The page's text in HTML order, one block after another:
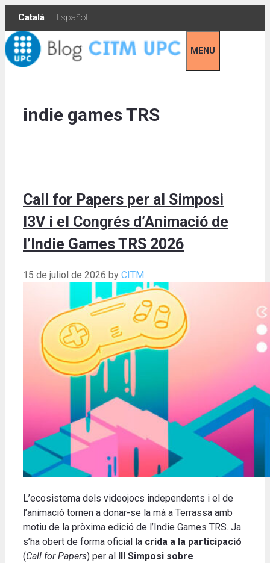
Skip
content
Català Español
MENU
indie games TRS
Call for Papers per al Simposi
I3V i el Congrés d’Animació de
l’Indie Games TRS 2026
15 de juliol de 2026 by CITM
L’ecosistema dels videojocs independents i el de
l’animació tornen a donar-se la mà a Terrassa amb
motiu de la pròxima edició de l’Indie Games TRS. Ja
s’ha obert de forma oficial la crida a la participació
(Call for Papers) per al
III Simposi sobre